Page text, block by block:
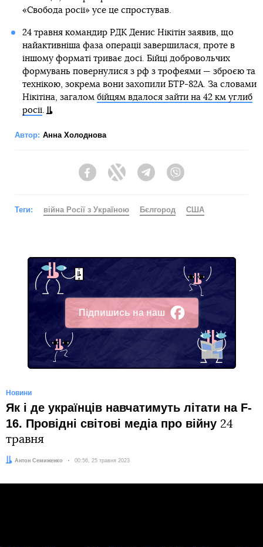
«Свобода росії» усе це спростував.
24 травня командир РДК Денис Нікітін заявив, що
найактивніша фаза операції завершилася, проте в
іншому форматі триває досі. Бійці добровольчих
формувань повернулися з рф з трофеями — зброєю та
технікою, зокрема вони захопили БТР-82А. За словами
Нікітіна, загалом бійцям вдалося зайти на 42 км углиб
росії.
Автор: Анна Холоднова
FacebookTwitter Telegram
Теги: війна Росії з Україною Бєлгород США
Підпишись на наш
Facebook
Новини
Як і де українців навчатимуть літати на F-
16. Провідні світові медіа про війну 24
травня
Автор:
Антон Семиженко Дата:
00:56, 25 травня 2023